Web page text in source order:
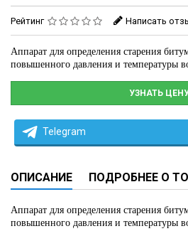
Рейтинг Написать
Аппарат для определения старения
повышенного давления и температуры
УЗНАТЬ
Telegram
ОПИСАНИЕ ПОДРОБНЕЕ О
Аппарат для определения старения
повышенного давления и температуры